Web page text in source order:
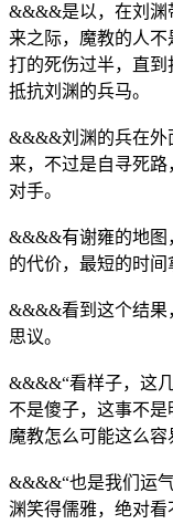
&&&&是以，在刘渊
来之际，魔教的人
打的死伤过半，直
抵抗刘渊的兵马。
&&&&刘渊的兵在外
来，不过是自寻死
对手。
&&&&有谢雍的地图
的代价，最短的时间
&&&&看到这个结果
思议。
&&&&“看样子，这
不是傻子，这事不是
魔教怎么可能这么容
&&&&“也是我们运
渊笑得儒雅，绝对